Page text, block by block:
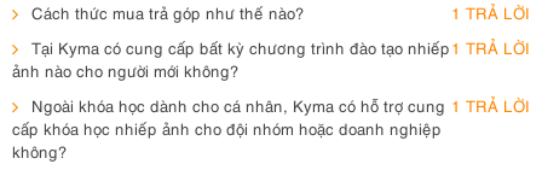
Cách thức mua trả góp như thế nào?
1 TRẢ LỜI
Tại Kyma có cung cấp bất kỳ chương trình đào tạo nhiếp
ảnh nào cho người mới không?
1 TRẢ LỜI
Ngoài khóa học dành cho cá nhân, Kyma có hỗ trợ cung
cấp khóa học nhiếp ảnh cho đội nhóm hoặc doanh nghiệp
không?
1 TRẢ LỜI